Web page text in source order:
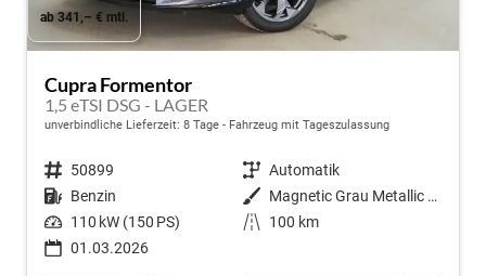
ab 341,– € mtl.
Cupra Formentor
1,5 eTSI DSG - LAGER
unverbindliche Lieferzeit: 8 Tage Fahrzeug mit Tageszulassung
Fahrzeugnr. 50899 Getriebe Automatik
Kraftstoff Benzin Außenfarbe
Magnetic Grau Metallic (S7)
Leistung 110 kW (150 PS) Kilometerstand
100 km
01.03.2026